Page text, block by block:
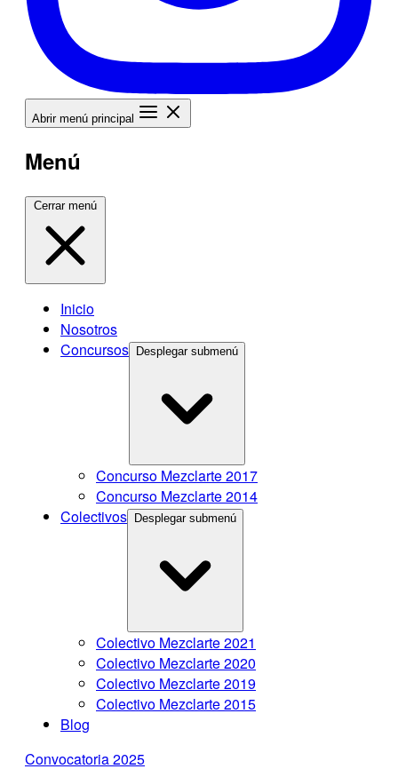
Abrir menú principal
Menú
Cerrar menú
Inicio
Nosotros
Concursos
Desplegar submenú
Concurso Mezclarte 2017
Concurso Mezclarte 2014
Colectivos
Desplegar submenú
Colectivo Mezclarte 2021
Colectivo Mezclarte 2020
Colectivo Mezclarte 2019
Colectivo Mezclarte 2015
Blog
Convocatoria 2025